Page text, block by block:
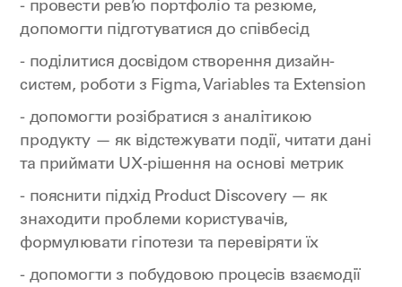
- провести рев’ю портфоліо та резюме,
допомогти підготуватися до співбесід
- поділитися досвідом створення дизайн-
систем, роботи з Figma, Variables та Extension
- допомогти розібратися з аналітикою
продукту — як відстежувати події, читати дані
та приймати UX-рішення на основі метрик
- пояснити підхід Product Discovery — як
знаходити проблеми користувачів,
формулювати гіпотези та перевіряти їх
- допомогти з побудовою процесів взаємодії